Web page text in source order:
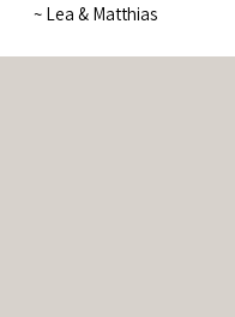
~ Lea & Matthias